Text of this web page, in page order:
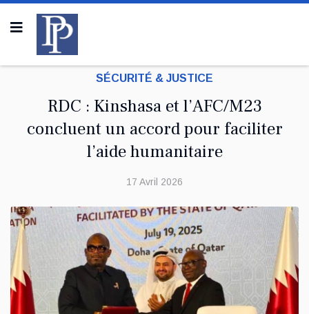
SÉCURITÉ & JUSTICE
RDC : Kinshasa et l’AFC/M23
concluent un accord pour faciliter
l’aide humanitaire
17 Avril 2026